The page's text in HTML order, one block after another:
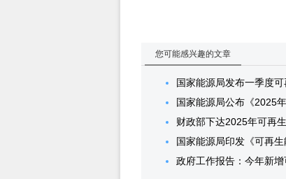
您可能感兴趣的文章
国家能源局发布一季度
国家能源局公布《2025
财政部下达2025年可再
国家能源局印发《可再
政府工作报告：今年新增